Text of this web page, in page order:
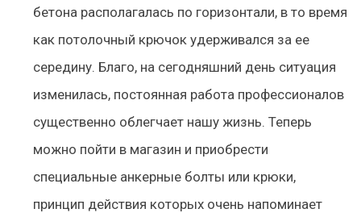
бетона располагалась по горизонтали, в то время
как потолочный крючок удерживался за ее
середину. Благо, на сегодняшний день ситуация
изменилась, постоянная работа профессионалов
существенно облегчает нашу жизнь. Теперь
можно пойти в магазин и приобрести
специальные анкерные болты или крюки,
принцип действия которых очень напоминает